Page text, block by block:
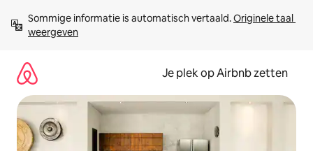
direct
naar
Sommige informatie is automatisch vertaald. Originele taal
weergeven
Je plek op Airbnb zetten